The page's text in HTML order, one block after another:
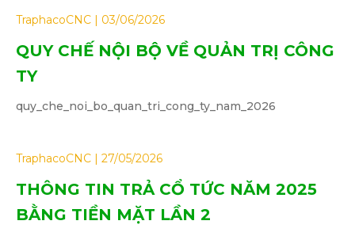
QUY CHẾ NỘI BỘ VỀ QUẢN TRỊ CÔNG
TY
TraphacoCNC 03/06/2026
quy_che_noi_bo_quan_tri_cong_ty_nam_2026
THÔNG TIN TRẢ CỔ TỨC NĂM 2025
BẰNG TIỀN MẶT LẦN 2
TraphacoCNC 27/05/2026